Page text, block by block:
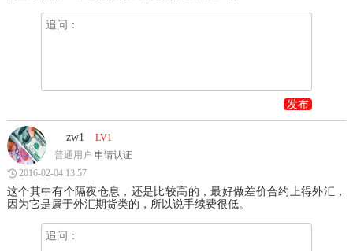
发布
zw1
LV1
普通用户 申请认证
2016-02-04 13:57
这个其中有个隔夜仓息，还是比较高的，最好做差价合约上得外汇，
因为它是属于外汇期货类的，所以说手续费很低。